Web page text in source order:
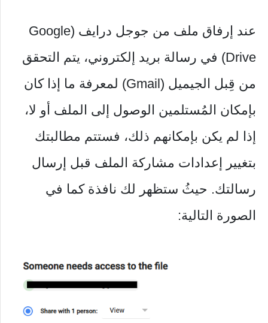
عند إرفاق ملف من جوجل درايف (Google
Drive) في رسالة بريد إلكتروني، يتم التحقق
من قِبل الجيميل (Gmail) لمعرفة ما إذا كان
بإمكان المُستلمين الوصول إلى الملف أو لا،
إذا لم يكن بإمكانهم ذلك، فستتم مطالبتك
بتغيير إعدادات مشاركة الملف قبل إرسال
رسالتك. حيثُ ستظهر لك نافذة كما في
الصورة التالية: